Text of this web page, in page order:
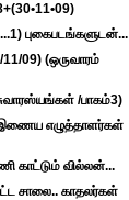
புகைபடங்களுடன்...
09) (ஒருவாரம்
/பாகம்3)
எழுத்தாளர்கள்
காட்டும் வில்லன்...
சாலை.. காதலர்கள்